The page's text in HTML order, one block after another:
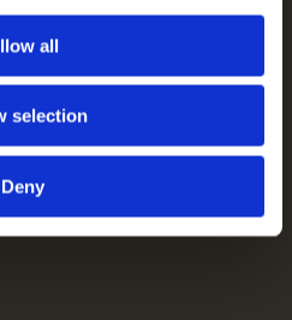
all
selection
Deny
und der